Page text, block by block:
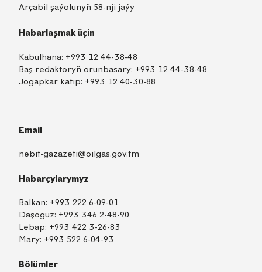
Arçabil şaýolunyň 58-nji jaýy
Habarlaşmak üçin
Kabulhana: +993 12 44-38-48
Baş redaktoryň orunbasary: +993 12 44-38-48
Jogapkär kätip: +993 12 40-30-88
Email
nebit-gazazeti@oilgas.gov.tm
Habarçylarymyz
Balkan: +993 222 6-09-01
Daşoguz: +993 346 2-48-90
Lebap: +993 422 3-26-83
Mary: +993 522 6-04-93
Bölümler